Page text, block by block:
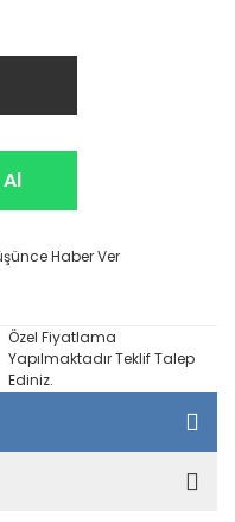
Haber Ver
Özel Fiyatlama
Yapılmaktadır Teklif Talep
Ediniz.